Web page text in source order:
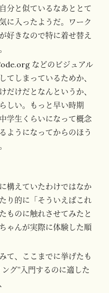
分と似ているなあととて
に入ったようだ。ワーク
好きなので特に着せ替え
などのビジュアル
てしまっているためか、
だけだとなんというか、
しい。もっと早い時期
学生くらいになって概念
ようになってからのほう
構えていたわけではなか
り的に「そういえばこれ
ものに触れさせてみたと
ゃんが実際に体験した順
て、ここまでに挙げたも
グ”入門するのに適した